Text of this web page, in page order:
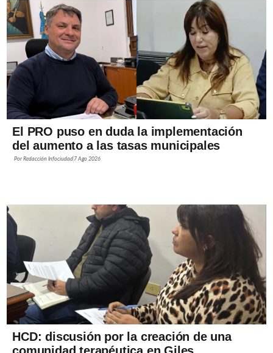
El PRO puso en duda la implementación
del aumento a las tasas municipales
PorRedacción Infociudad 7 Ago 2026
HCD: discusión por la creación de una